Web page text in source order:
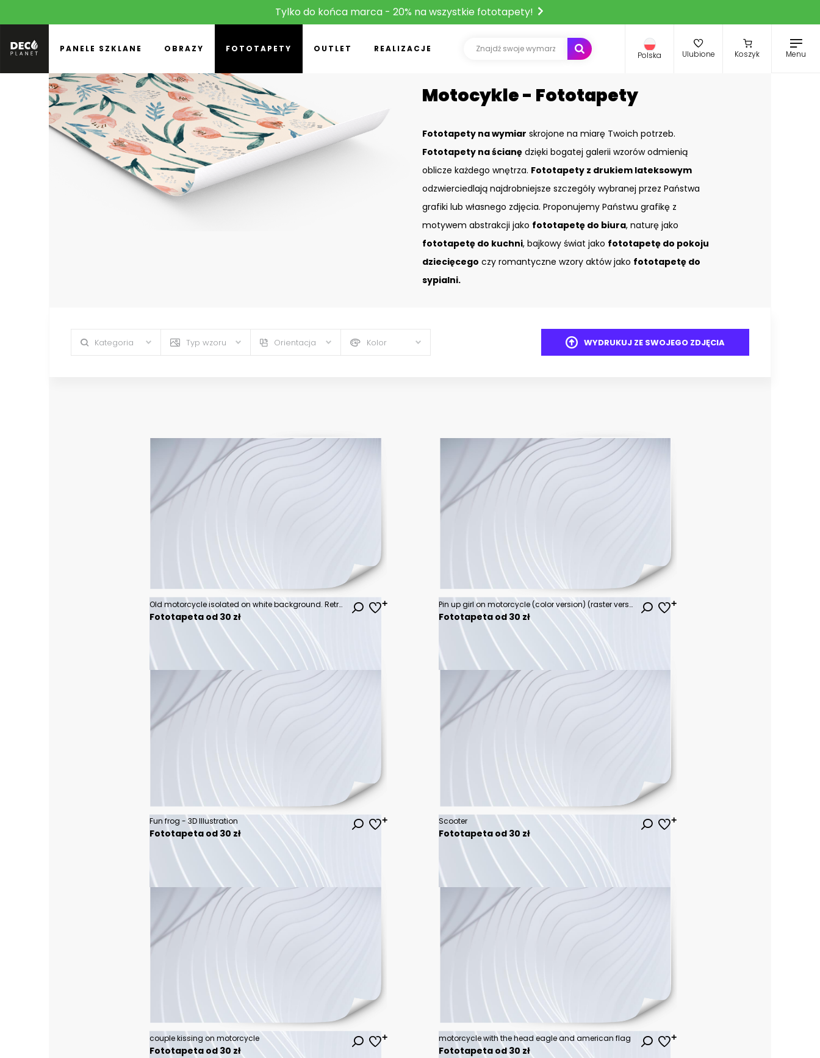
Tylko do końca marca - 20% na wszystkie fototapety!
PANELE SZKLANE OBRAZY FOTOTAPETY OUTLET REALIZACJE
Polska Ulubione Koszyk Menu
Motocykle - Fototapety
Fototapety na wymiar skrojone na miarę Twoich potrzeb.
Fototapety na ścianę dzięki bogatej galerii wzorów odmienią
oblicze każdego wnętrza. Fototapety z drukiem lateksowym
odzwierciedlają najdrobniejsze szczegóły wybranej przez Państwa
grafiki lub własnego zdjęcia. Proponujemy Państwu grafikę z
motywem abstrakcji jako fototapetę do biura, naturę jako
fototapetę do kuchni, bajkowy świat jako fototapetę do pokoju
dziecięcego czy romantyczne wzory aktów jako fototapetę do
sypialni.
Kategoria Typ wzoru Orientacja Kolor WYDRUKUJ ZE SWOJEGO ZDJĘCIA
Old motorcycle isolated on white background. Retro motorbike.
Fototapeta od 30 zł
Pin up girl on motorcycle (color version) (raster version)
Fototapeta od 30 zł
Fun frog - 3D Illustration
Fototapeta od 30 zł
Scooter
Fototapeta od 30 zł
couple kissing on motorcycle
Fototapeta od 30 zł
motorcycle with the head eagle and american flag
Fototapeta od 30 zł